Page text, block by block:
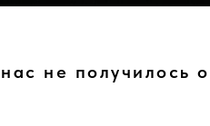
не получилось